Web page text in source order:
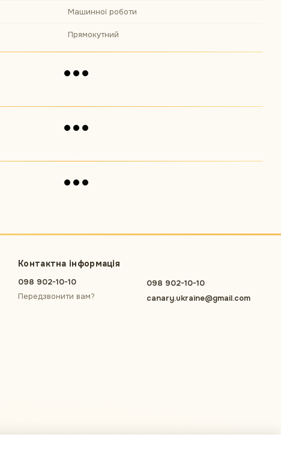
Машинної роботи
Прямокутний
Контактна інформація
098 902-10-10
Передзвонити вам?
098 902-10-10
canary.ukraine@gmail.com